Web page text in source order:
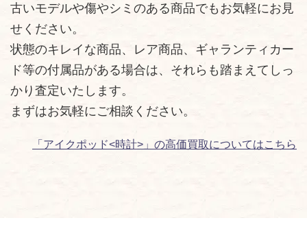
古いモデルや傷やシミのある商品でもお気軽にお見
せください。
状態のキレイな商品、レア商品、ギャランティカー
ド等の付属品がある場合は、それらも踏まえてしっ
かり査定いたします。
まずはお気軽にご相談ください。
「アイクポッド<時計>」の高価買取についてはこちら